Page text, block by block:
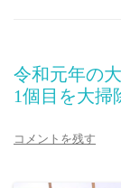
令和元年の
1個目を大掃
コメントを残す